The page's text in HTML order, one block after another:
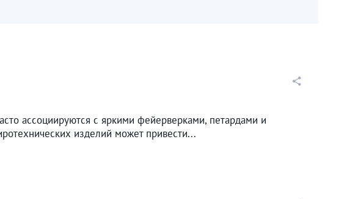
ассоциируются с яркими фейерверками, петардами и
изделий может привести...